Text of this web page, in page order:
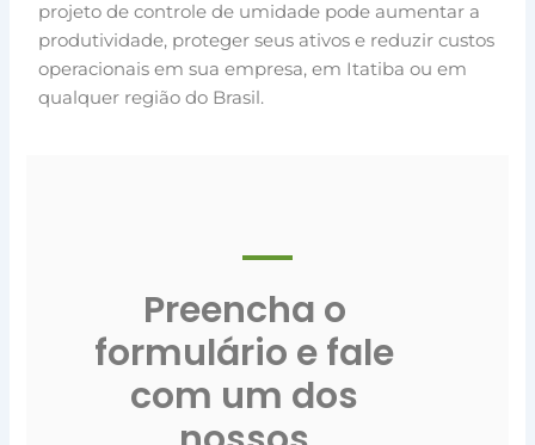
projeto de controle de umidade pode aumentar a
produtividade, proteger seus ativos e reduzir custos
operacionais em sua empresa, em Itatiba ou em
qualquer região do Brasil.
Preencha o
formulário e fale
com um dos